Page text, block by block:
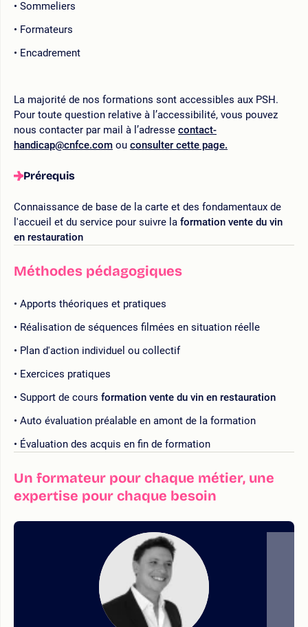
Sommeliers
Formateurs
Encadrement
La majorité de nos formations sont accessibles aux PSH.
Pour toute question relative à l’accessibilité, vous pouvez
nous contacter par mail à l’adresse contact-
handicap@cnfce.com ou consulter cette page.
Prérequis
Connaissance de base de la carte et des fondamentaux de
l'accueil et du service pour suivre la formation vente du vin
en restauration
Méthodes pédagogiques
Apports théoriques et pratiques
Réalisation de séquences filmées en situation réelle
Plan d'action individuel ou collectif
Exercices pratiques
Support de cours formation vente du vin en restauration
Auto évaluation préalable en amont de la formation
Évaluation des acquis en fin de formation
Un formateur pour chaque métier, une
expertise pour chaque besoin